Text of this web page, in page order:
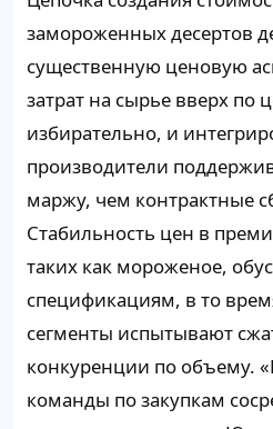
замороженных десертов
существенную ценовую
затрат на сырье вверх по
избирательно, и
производители
маржу, чем контрактные
Стабильность цен в
таких как мороженое,
спецификациям, в то
сегменты испытывают
конкуренции по объему.
команды по закупкам